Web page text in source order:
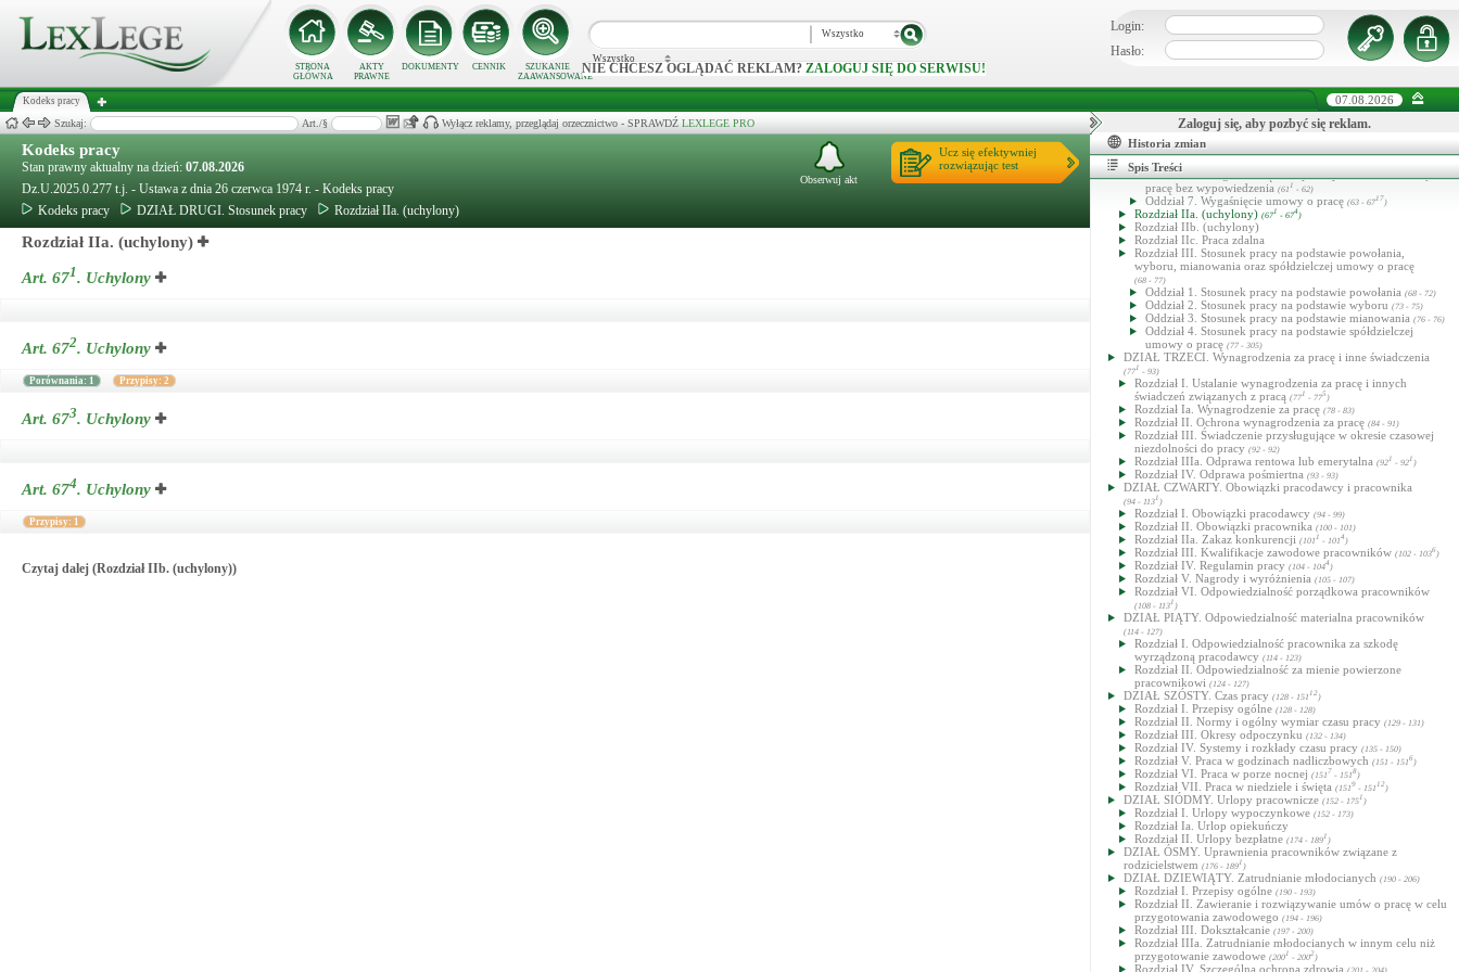
STRONA
GŁÓWNA
AKTY
PRAWNE
DOKUMENTY CENNIK
SZUKANIE
ZAAWANSOWANE
Wszystko
Wszystko
NIE CHCESZ OGLĄDAĆ REKLAM? ZALOGUJ SIĘ DO SERWISU!
Login:
Hasło:
Kodeks pracy 07.08.2026
Szukaj: Art./§ Wyłącz reklamy, przeglądaj orzecznictwo - SPRAWDŹ LEXLEGE PRO
Kodeks pracy
Stan prawny aktualny na dzień: 07.08.2026
Dz.U.2025.0.277 t.j. - Ustawa z dnia 26 czerwca 1974 r. - Kodeks pracy
Kodeks pracy
DZIAŁ DRUGI. Stosunek pracy Rozdział IIa. (uchylony)
Ucz się efektywniej
rozwiązując test
Obserwuj akt
Rozdział IIa. (uchylony)
Art. 671. Uchylony
Art. 672. Uchylony
Porównania: 1 Przypisy: 2
Art. 673. Uchylony
Art. 674. Uchylony
Przypisy: 1
Czytaj dalej (Rozdział IIb. (uchylony))
Zaloguj się, aby pozbyć się reklam.
Historia zmian
Spis Treści
(30 - 31)
Oddział 3. Rozwiązanie umowy o pracę za
wypowiedzeniem
Oddział 4. Uprawnienia pracownika w razie
(44 - 51)
Oddział 5. Rozwiązanie umowy o pracę bez wypowiedzenia
(52 - 55)
Oddział 6. Uprawnienia pracownika w razie niezgodnego z
prawem rozwiązania przez pracodawcę umowy o pracę bez
wypowiedzenia
Oddział 6a.Uprawnienia pracodawcy w razie
nieuzasadnionego rozwiązania przez pracownika umowy o
pracę bez wypowiedzenia (61 1 - 62)
Oddział 7. Wygaśnięcie umowy o pracę (63 - 6717)
Rozdział IIa. (uchylony) (671 - 674)
Rozdział IIb. (uchylony)
Rozdział IIc. Praca zdalna
Rozdział III. Stosunek pracy na podstawie powołania,
wyboru, mianowania oraz spółdzielczej umowy o pracę
(68 - 77)
Oddział 1. Stosunek pracy na podstawie powołania (68 - 72)
Oddział 2. Stosunek pracy na podstawie wyboru (73 - 75)
Oddział 3. Stosunek pracy na podstawie mianowania (76 - 76)
Oddział 4. Stosunek pracy na podstawie spółdzielczej
umowy o pracę (77 - 305)
DZIAŁ TRZECI. Wynagrodzenia za pracę i inne świadczenia
(771 - 93)
Rozdział I. Ustalanie wynagrodzenia za pracę i innych
świadczeń związanych z pracą (771 - 775 )
Rozdział Ia. Wynagrodzenie za pracę (78 - 83)
Rozdział II. Ochrona wynagrodzenia za pracę (84 - 91)
Rozdział III. Świadczenie przysługujące w okresie czasowej
niezdolności do pracy (92 - 92)
Rozdział IIIa. Odprawa rentowa lub emerytalna (921 - 921 )
Rozdział IV. Odprawa pośmiertna (93 - 93)
DZIAŁ CZWARTY. Obowiązki pracodawcy i pracownika
(94 - 1131 )
Rozdział I. Obowiązki pracodawcy (94 - 99)
Rozdział II. Obowiązki pracownika (100 - 101)
Rozdział IIa. Zakaz konkurencji (101 1 - 1014 )
Rozdział III. Kwalifikacje zawodowe pracowników (102 - 1036 )
Rozdział IV. Regulamin pracy (104 - 1044 )
Rozdział V. Nagrody i wyróżnienia (105 - 107)
Rozdział VI. Odpowiedzialność porządkowa pracowników
(108 - 1131 )
DZIAŁ PIĄTY. Odpowiedzialność materialna pracowników
(114 - 127)
Rozdział I. Odpowiedzialność pracownika za szkodę
wyrządzoną pracodawcy (114 - 123)
Rozdział II. Odpowiedzialność za mienie powierzone
pracownikowi (124 - 127)
DZIAŁ SZÓSTY. Czas pracy (128 - 151 12)
Rozdział I. Przepisy ogólne (128 - 128)
Rozdział II. Normy i ogólny wymiar czasu pracy (129 - 131)
Rozdział III. Okresy odpoczynku (132 - 134)
Rozdział IV. Systemy i rozkłady czasu pracy (135 - 150)
Rozdział V. Praca w godzinach nadliczbowych (151 - 1516 )
Rozdział VI. Praca w porze nocnej (151 7 - 1518)
Rozdział VII. Praca w niedziele i święta (1519 - 151 12)
DZIAŁ SIÓDMY. Urlopy pracownicze (152 - 1751 )
Rozdział I. Urlopy wypoczynkowe (152 - 173)
Rozdział Ia. Urlop opiekuńczy
Rozdział II. Urlopy bezpłatne (174 - 1891 )
DZIAŁ ÓSMY. Uprawnienia pracowników związane z
rodzicielstwem (176 - 1891 )
DZIAŁ DZIEWIĄTY. Zatrudnianie młodocianych (190 - 206)
Rozdział I. Przepisy ogólne (190 - 193)
Rozdział II. Zawieranie i rozwiązywanie umów o pracę w celu
przygotowania zawodowego (194 - 196)
Rozdział III. Dokształcanie (197 - 200)
Rozdział IIIa. Zatrudnianie młodocianych w innym celu niż
przygotowanie zawodowe (2001 - 2002)
Rozdział IV. Szczególna ochrona zdrowia